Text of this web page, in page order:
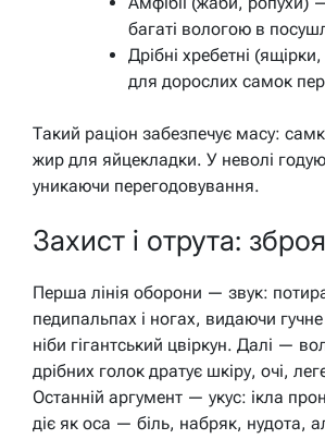
багаті вологою в
Дрібні хребетні
для дорослих самок
Такий раціон забезпечує масу:
жир для яйцекладки. У неволі
уникаючи перегодовування.
Захист і отрута:
Перша лінія оборони — звук:
педипальпах і ногах, видаючи гучне
ніби гігантський цвіркун. Далі —
дрібних голок дратує шкіру, очі,
Останній аргумент — укус: ікла
діє як оса — біль, набряк, нудота,